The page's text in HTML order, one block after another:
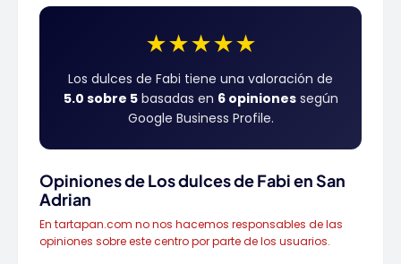
★★★★★
Los dulces de Fabi tiene una valoración de
5.0 sobre 5basadas en 6 opinionessegún
Google Business Profile.
Opiniones de Los dulces de Fabi en San
Adrian
En tartapan.com no nos hacemos responsables de las
opiniones sobre este centro por parte de los usuarios.